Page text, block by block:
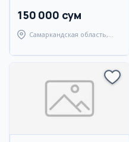
150 000 сум
Самаркандская область,